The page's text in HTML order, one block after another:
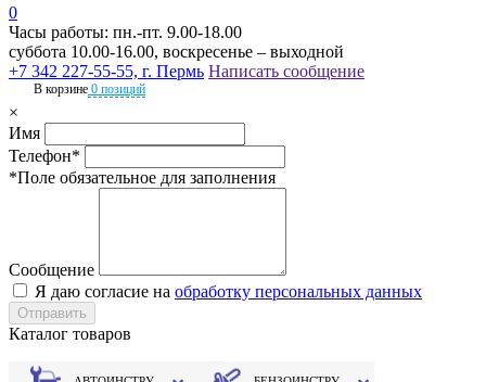
0
Часы работы: пн.-пт. 9.00-18.00
суббота 10.00-16.00, воскресенье – выходной
+7 342 227-55-55, г. Пермь Написать сообщение
В корзине 0 позиций
×
Имя
Телефон*
*Поле обязательное для заполнения
Сообщение
Я даю согласие на обработку персональных данных
Каталог товаров